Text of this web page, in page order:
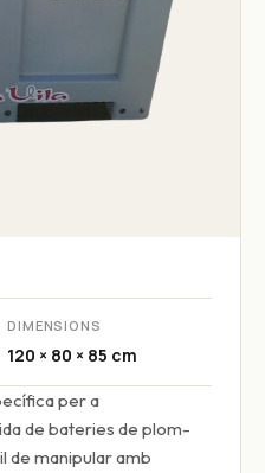
DIMENSIONS
120 × 80 × 85 cm
per a
de bateries de plom-
de manipular amb